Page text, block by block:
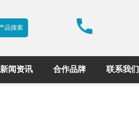
新闻资讯 合作品牌 联系我们